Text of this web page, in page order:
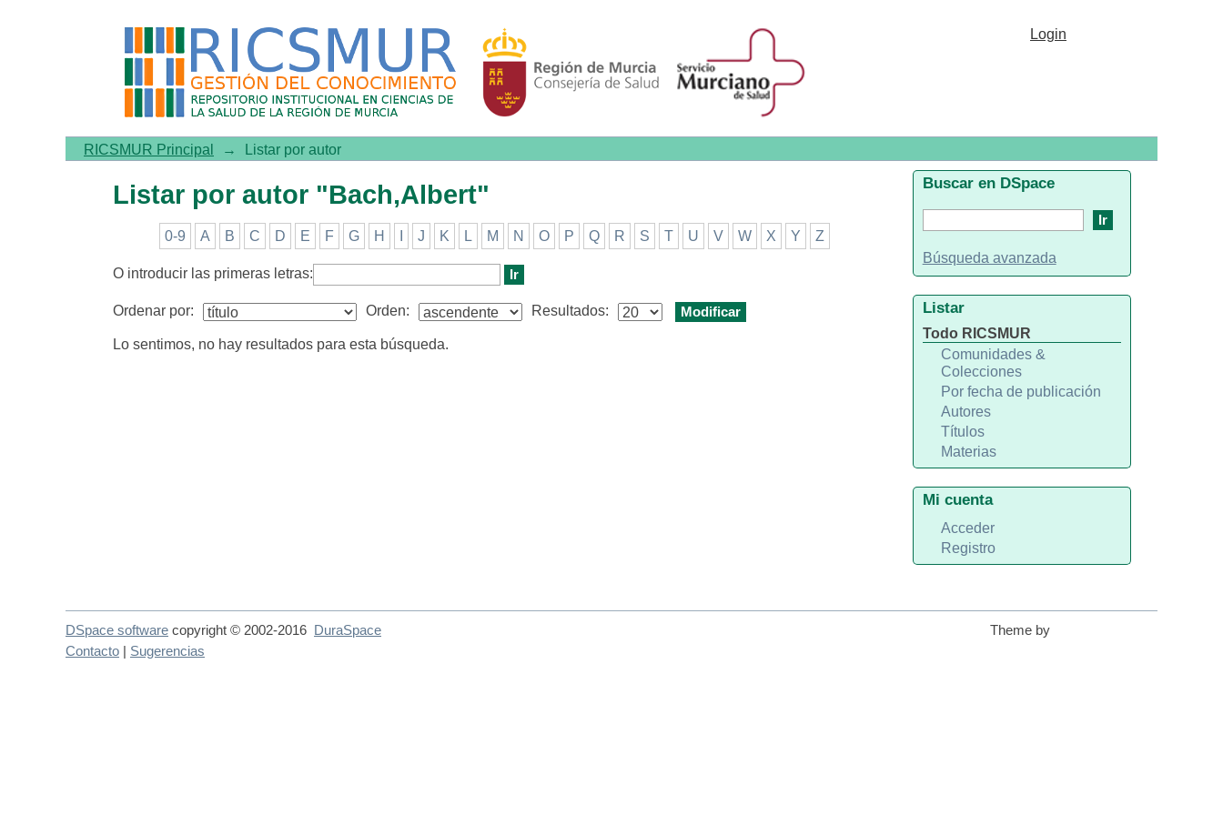
Listar por autor "Bach,Albert" Login
RICSMUR Principal → Listar por autor
Listar por autor "Bach,Albert"
0-9 A B C D E F G H J K L M N O P Q R S T U V W X Y Z
O introducir las primeras letras:
Ordenar por: Orden: Resultados:
Lo sentimos, no hay resultados para esta búsqueda.
Buscar en DSpace
Búsqueda avanzada
Listar
Todo RICSMUR
Comunidades &
Colecciones
Por fecha de publicación
Autores
Títulos
Materias
Mi cuenta
Acceder
Registro
DSpace software copyright © 2002-2016 DuraSpace
Theme by
Contacto
Sugerencias